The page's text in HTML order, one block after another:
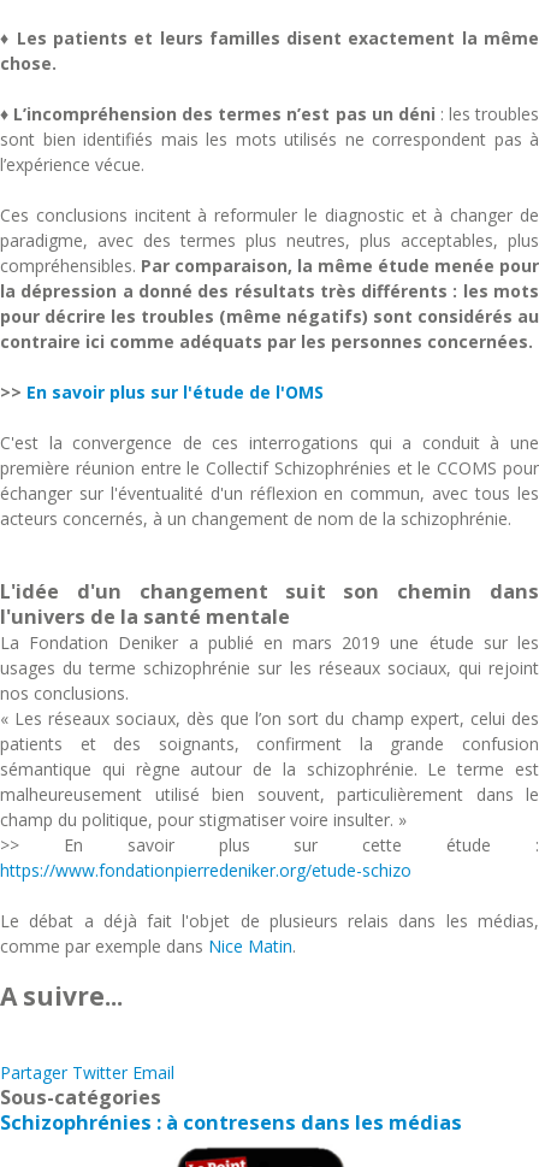
♦ Les patients et leurs familles disent exactement la même
chose.
♦ L’incompréhension des termes n’est pas un déni : les troubles
sont bien identifiés mais les mots utilisés ne correspondent pas à
l’expérience vécue.
Ces conclusions incitent à reformuler le diagnostic et à changer de
paradigme, avec des termes plus neutres, plus acceptables, plus
compréhensibles. Par comparaison, la même étude menée pour
la dépression a donné des résultats très différents : les mots
pour décrire les troubles (même négatifs) sont considérés au
contraire ici comme adéquats par les personnes concernées.
>> En savoir plus sur l'étude de l'OMS
C'est la convergence de ces interrogations qui a conduit à une
première réunion entre le Collectif Schizophrénies et le CCOMS pour
échanger sur l'éventualité d'un réflexion en commun, avec tous les
acteurs concernés, à un changement de nom de la schizophrénie.
L'idée d'un changement suit son chemin dans
l'univers de la santé mentale
La Fondation Deniker a publié en mars 2019 une étude sur les
usages du terme schizophrénie sur les réseaux sociaux, qui rejoint
nos conclusions.
« Les réseaux sociaux, dès que l’on sort du champ expert, celui des
patients et des soignants, confirment la grande confusion
sémantique qui règne autour de la schizophrénie. Le terme est
malheureusement utilisé bien souvent, particulièrement dans le
champ du politique, pour stigmatiser voire insulter. »
>> En savoir plus sur cette étude :
https://www.fondationpierredeniker.org/etude-schizo
Le débat a déjà fait l'objet de plusieurs relais dans les médias,
comme par exemple dans Nice Matin.
A suivre...
Partager Twitter Email
Sous-catégories
Schizophrénies : à contresens dans les médias